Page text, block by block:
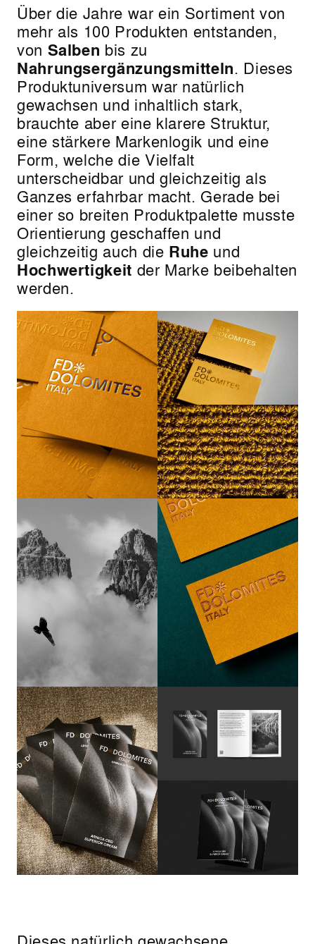
Über die Jahre war ein Sortiment von
mehr als 100 Produkten entstanden,
von Salben bis zu
Nahrungsergänzungsmitteln. Dieses
Produktuniversum war natürlich
gewachsen und inhaltlich stark,
brauchte aber eine klarere Struktur,
eine stärkere Markenlogik und eine
Form, welche die Vielfalt
unterscheidbar und gleichzeitig als
Ganzes erfahrbar macht. Gerade bei
einer so breiten Produktpalette musste
Orientierung geschaffen und
gleichzeitig auch die Ruhe und
Hochwertigkeit der Marke beibehalten
werden.